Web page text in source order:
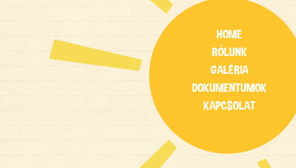
HOME
RÓLUNK
GALÉRIA
DOKUMENTUMOK
KAPCSOLAT